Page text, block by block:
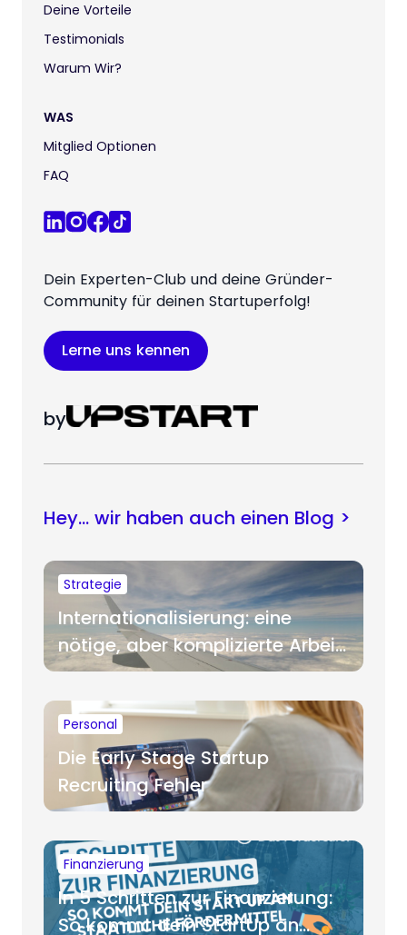
Deine Vorteile
Testimonials
Warum Wir?
WAS
Mitglied Optionen
FAQ
Dein Experten-Club und deine Gründer-
Community für deinen Startuperfolg!
Lerne uns kennen
by
Hey… wir haben auch einen Blog >
Strategie
Internationalisierung: eine
nötige, aber komplizierte Arbeit
für Startups
Personal
Die Early Stage Startup
Recruiting Fehler
Finanzierung
In 5 Schritten zur Finanzierung:
So kommt dein StartUp an